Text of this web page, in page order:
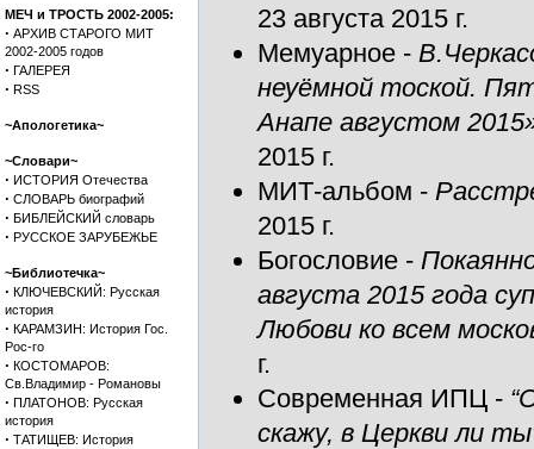
МЕЧ и ТРОСТЬ 2002-2005:
· АРХИВ СТАРОГО МИТ
2002-2005 годов
· ГАЛЕРЕЯ
· RSS
~Апологетика~
~Словари~
· ИСТОРИЯ Отечества
· СЛОВАРЬ биографий
· БИБЛЕЙСКИЙ словарь
· РУССКОЕ ЗАРУБЕЖЬЕ
~Библиотечка~
· КЛЮЧЕВСКИЙ: Русская
история
· КАРАМЗИН: История Гос.
Рос-го
· КОСТОМАРОВ:
Св.Владимир - Романовы
· ПЛАТОНОВ: Русская
история
· ТАТИЩЕВ: История
23 августа 2015 г.
Мемуарное -
неуёмной тоской.
Анапе августом
2015 г.
МИТ-альбом -
2015 г.
Богословие -
августа 2015 года
Любови ко всем
г.
Современная ИПЦ -
скажу, в Церкви ли